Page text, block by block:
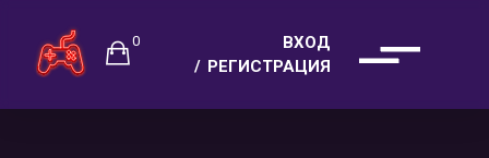
0
ВХОД
РЕГИСТРАЦИЯ